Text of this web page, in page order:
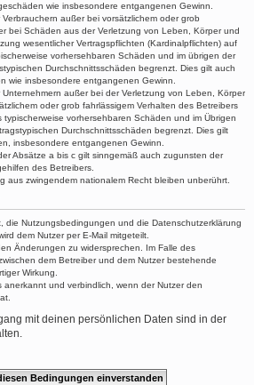
wie insbesondere entgangenen Gewinn.
außer bei vorsätzlichem oder grob
bei Schäden aus der Verletzung von Leben, Körper und
wesentlicher Vertragspflichten (Kardinalpflichten) auf
vorhersehbaren Schäden und im übrigen der
Durchschnittsschäden begrenzt. Dies gilt auch
wie insbesondere entgangenen Gewinn.
außer bei der Verletzung von Leben, Körper
oder grob fahrlässigem Verhalten des Betreibers
typischerweise vorhersehbaren Schäden und im Übrigen
Durchschnittsschäden begrenzt. Dies gilt
insbesondere entgangenen Gewinn.
Absätze a bis c gilt sinngemäß auch zugunsten der
des Betreibers.
aus zwingendem nationalem Recht bleiben unberührt.
die Nutzungsbedingungen und die Datenschutzerklärung
dem Nutzer per E-Mail mitgeteilt.
Änderungen zu widersprechen. Im Falle des
dem Betreiber und dem Nutzer bestehende
Wirkung.
und verbindlich, wenn der Nutzer den
mit deinen persönlichen Daten sind in der